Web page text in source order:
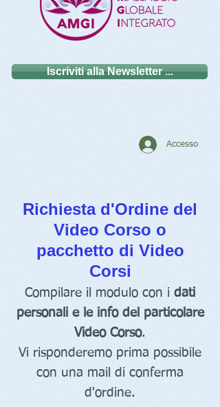
Iscriviti alla Newsletter ...
Accesso
Richiesta d'Ordine del
Video Corso o
pacchetto di Video
Corsi
Compilare il modulo con i dati
personali e le info del particolare
Video Corso.
Vi risponderemo prima possibile
con una mail di conferma
d'ordine.